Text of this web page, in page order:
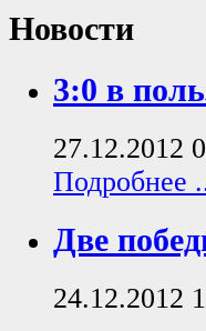
Новости
3:0 в
27.12.2012
Подробнее
Две
24.12.2012